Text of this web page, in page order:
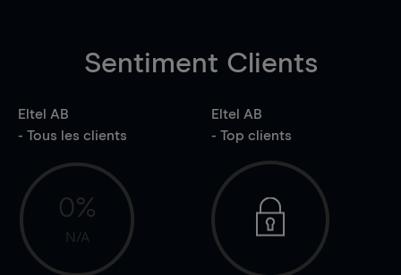
Sentiment Clients
Eltel AB
- Tous les clients
0%
N/A
Eltel AB
- Top clients